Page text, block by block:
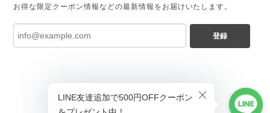
お得な限定クーポン情報などの最新情報をお届けいたします。
登録